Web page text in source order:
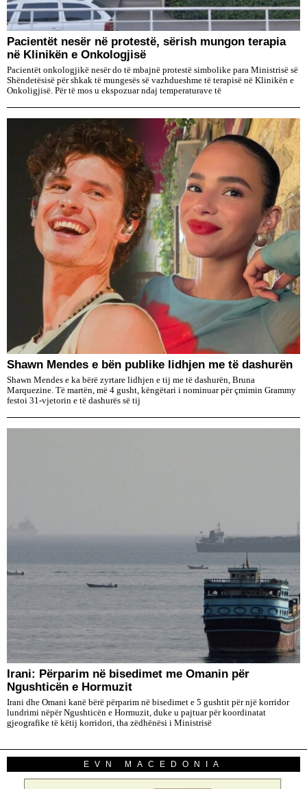
Pacientët nesër në protestë, sërish mungon terapia
në Klinikën e Onkologjisë
Pacientët onkologjikë nesër do të mbajnë protestë simbolike para Ministrisë së
Shëndetësisë për shkak të mungesës së vazhdueshme të terapisë në Klinikën e
Onkoligjisë. Për të mos u ekspozuar ndaj temperaturave të
​Shawn Mendes e bën publike lidhjen me të dashurën
Shawn Mendes e ka bërë zyrtare lidhjen e tij me të dashurën, Bruna
Marquezine. Të martën, më 4 gusht, këngëtari i nominuar për çmimin Grammy
festoi 31-vjetorin e të dashurës së tij
Irani: Përparim në bisedimet me Omanin për
Ngushticën e Hormuzit
Irani dhe Omani kanë bërë përparim në bisedimet e 5 gushtit për një korridor
lundrimi nëpër Ngushticën e Hormuzit, duke u pajtuar për koordinatat
gjeografike të këtij korridori, tha zëdhënësi i Ministrisë
EVN MACEDONIA